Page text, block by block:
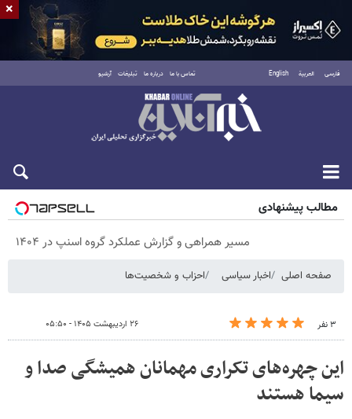
فارسی العربية English تماس با ما درباره ما تبلیغات آرشیو
پنجشنبه ۱۵ مرداد ۱۴۰۵
مطالب پیشنهادی
مسیر همراهی و گزارش عملکرد گروه اسنپ در ۱۴۰۴
صفحه اصلی اخبار سیاسی احزاب و شخصیت‌ها
۳ نفر ۲۶ اردیبهشت ۱۴۰۵ - ۰۵:۵۰
این چهره‌های تکراری مهمانان همیشگی صدا و
سیما هستند
×